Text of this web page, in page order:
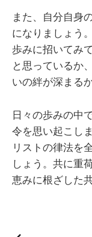
また、自分自身
になりましょう
歩みに招いてみ
と思っているか
いの絆が深まる
日々の歩みの中
令を思い起こし
リストの律法を
しょう。共に重
恵みに根ざした